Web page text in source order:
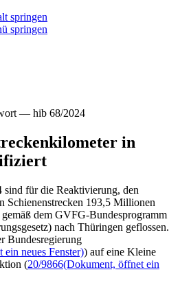
springen
springen
— hib 68/2024
in
für die Reaktivierung, den
Schienenstrecken 193,5 Millionen
dem GVFG-Bundesprogramm
nach Thüringen geflossen.
Bundesregierung
neues Fenster)) auf eine Kleine
(20/9866(Dokument, öffnet ein